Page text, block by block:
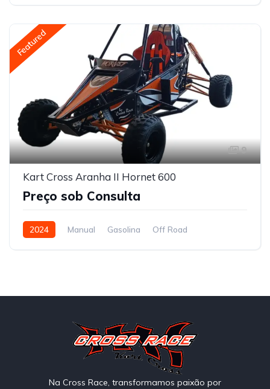
Featured
9
Kart Cross Aranha II Hornet 600
Preço sob Consulta
2024 Manual Gasolina Off Road
Na Cross Race, transformamos paixão por